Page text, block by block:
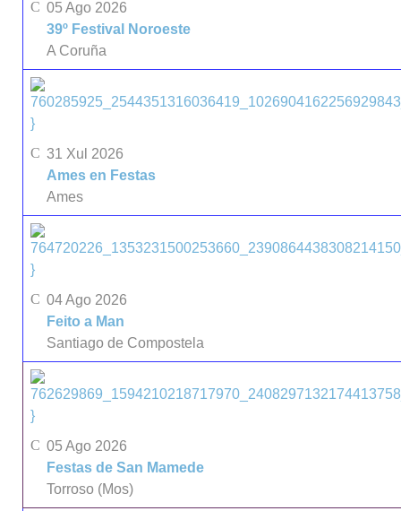
05 Ago 2026
39º Festival Noroeste
A Coruña
}
31 Xul 2026
Ames en Festas
Ames
}
04 Ago 2026
Feito a Man
Santiago de Compostela
}
05 Ago 2026
Festas de San Mamede
Torroso (Mos)